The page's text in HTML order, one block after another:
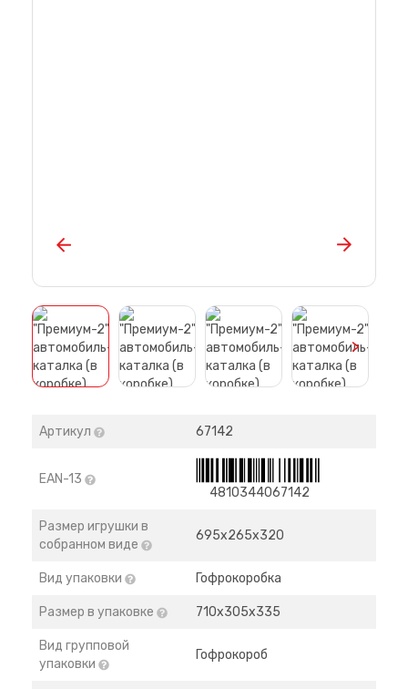
>
Артикул 67142
EAN-13
4810344067142
Размер игрушки в
собранном виде
695x265x320
Вид упаковки Гофрокоробка
Размер в упаковке 710х305х335
Вид групповой
упаковки
Гофрокороб